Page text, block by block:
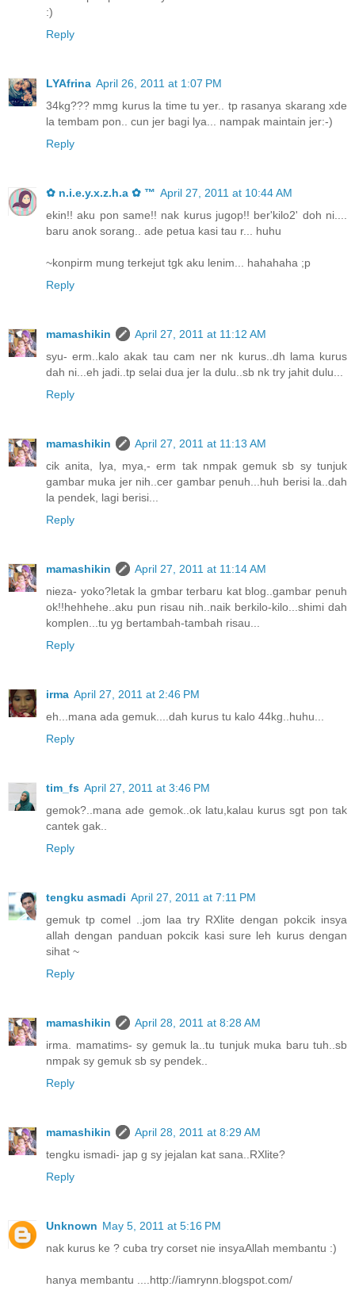
:)
Reply
LYAfrina April 26, 2011 at 1:07 PM
34kg??? mmg kurus la time tu yer.. tp rasanya skarang xde
la tembam pon.. cun jer bagi lya... nampak maintain jer:-)
Reply
✿ n.i.e.y.x.z.h.a ✿ ™ April 27, 2011 at 10:44 AM
ekin!! aku pon same!! nak kurus jugop!! ber'kilo2' doh ni....
baru anok sorang.. ade petua kasi tau r... huhu
~konpirm mung terkejut tgk aku lenim... hahahaha ;p
Reply
mamashikin
April 27, 2011 at 11:12 AM
syu- erm..kalo akak tau cam ner nk kurus..dh lama kurus
dah ni...eh jadi..tp selai dua jer la dulu..sb nk try jahit dulu...
Reply
mamashikin
April 27, 2011 at 11:13 AM
cik anita, lya, mya,- erm tak nmpak gemuk sb sy tunjuk
gambar muka jer nih..cer gambar penuh...huh berisi la..dah
la pendek, lagi berisi...
Reply
mamashikin
April 27, 2011 at 11:14 AM
nieza- yoko?letak la gmbar terbaru kat blog..gambar penuh
ok!!hehhehe..aku pun risau nih..naik berkilo-kilo...shimi dah
komplen...tu yg bertambah-tambah risau...
Reply
irma April 27, 2011 at 2:46 PM
eh...mana ada gemuk....dah kurus tu kalo 44kg..huhu...
Reply
tim_fs April 27, 2011 at 3:46 PM
gemok?..mana ade gemok..ok latu,kalau kurus sgt pon tak
cantek gak..
Reply
tengku asmadi April 27, 2011 at 7:11 PM
gemuk tp comel ..jom laa try RXlite dengan pokcik insya
allah dengan panduan pokcik kasi sure leh kurus dengan
sihat ~
Reply
mamashikin
April 28, 2011 at 8:28 AM
irma. mamatims- sy gemuk la..tu tunjuk muka baru tuh..sb
nmpak sy gemuk sb sy pendek..
Reply
mamashikin
April 28, 2011 at 8:29 AM
tengku ismadi- jap g sy jejalan kat sana..RXlite?
Reply
Unknown May 5, 2011 at 5:16 PM
nak kurus ke ? cuba try corset nie insyaAllah membantu :)
hanya membantu ....http://iamrynn.blogspot.com/